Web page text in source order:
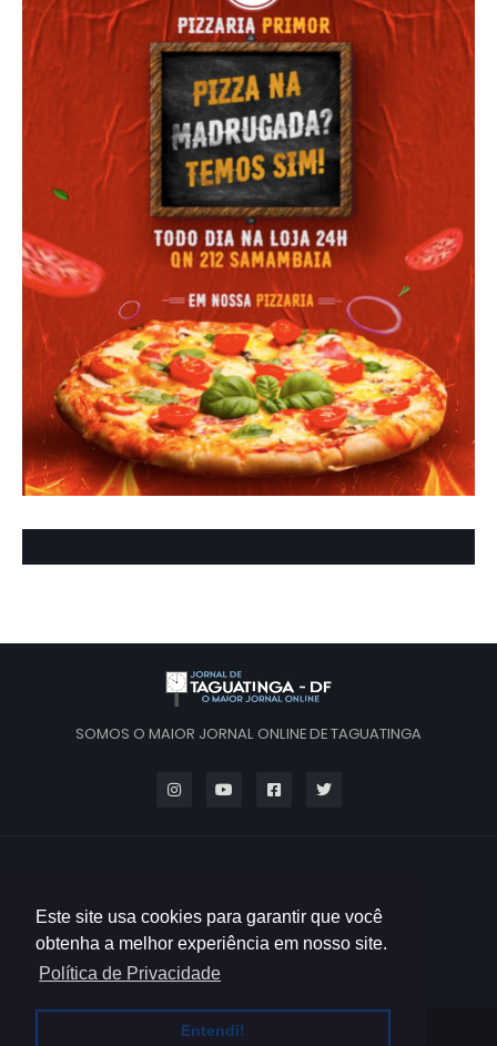
Este site usa cookies para garantir que você
obtenha a melhor experiência em nosso site.
Política de Privacidade
Entendi!
SOMOS O MAIOR JORNAL ONLINE DE TAGUATINGA